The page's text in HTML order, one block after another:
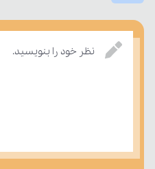
نظر خود را بنویسید.